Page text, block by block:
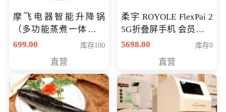
摩飞电器智能升降锅
（多功能蒸煮一体锅）
（智能升降养生锅） 会
699.00 库存100
直营
柔宇 ROYOLE FlexPai 2
5G折叠屏手机 会员专享
购买价格 4998元
5698.00 库存0
直营